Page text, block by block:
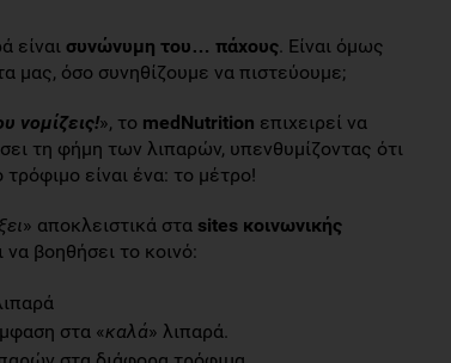
είναι συνώνυμη του… πάχους. Είναι όμως
μας, όσο συνηθίζουμε να πιστεύουμε;
νομίζεις!», το medNutrition επιχειρεί να
τη φήμη των λιπαρών, υπενθυμίζοντας ότι
είναι ένα: το μέτρο!
» αποκλειστικά στα sites κοινωνικής
βοηθήσει το κοινό:
στα «καλά» λιπαρά.